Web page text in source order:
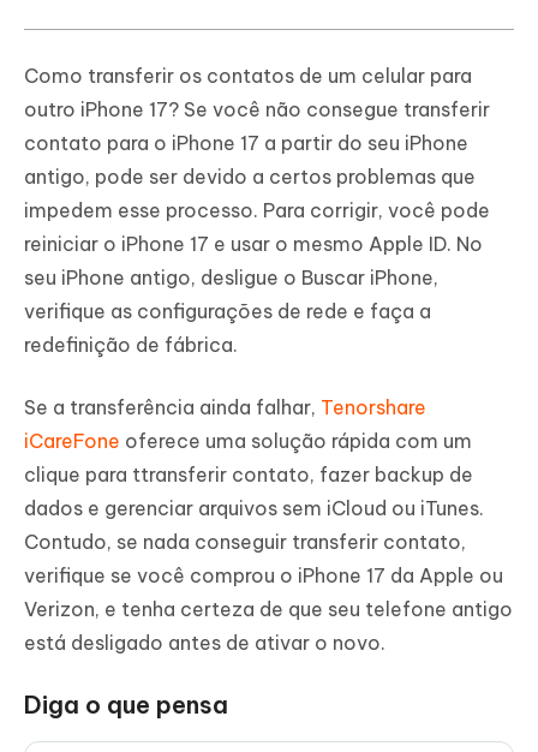
Como transferir os contatos de um celular para
outro iPhone 17? Se você não consegue transferir
contato para o iPhone 17 a partir do seu iPhone
antigo, pode ser devido a certos problemas que
impedem esse processo. Para corrigir, você pode
reiniciar o iPhone 17 e usar o mesmo Apple ID. No
seu iPhone antigo, desligue o Buscar iPhone,
verifique as configurações de rede e faça a
redefinição de fábrica.
Se a transferência ainda falhar, Tenorshare
iCareFone oferece uma solução rápida com um
clique para ttransferir contato, fazer backup de
dados e gerenciar arquivos sem iCloud ou iTunes.
Contudo, se nada conseguir transferir contato,
verifique se você comprou o iPhone 17 da Apple ou
Verizon, e tenha certeza de que seu telefone antigo
está desligado antes de ativar o novo.
Diga o que pensa